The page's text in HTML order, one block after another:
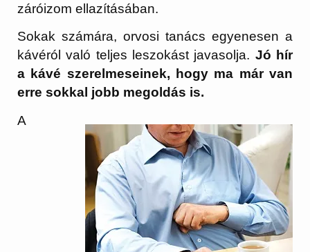
záróizom ellazításában.
Sokak számára, orvosi tanács egyenesen a
kávéról való teljes leszokást javasolja. Jó hír
a kávé szerelmeseinek, hogy ma már van
erre sokkal jobb megoldás is.
A